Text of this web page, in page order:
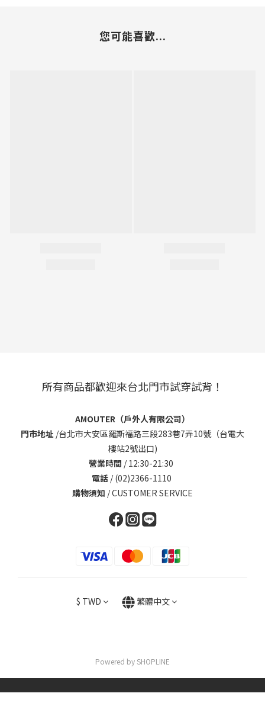
您可能喜歡...
所有商品都歡迎來台北門市試穿試背！
AMOUTER（戶外人有限公司）
門市地址 /台北市大安區羅斯福路三段283巷7弄10號（台電大
樓站2號出口)
營業時間 / 12:30-21:30
電話 / (02)2366-1110
購物須知 /CUSTOMER SERVICE
$ TWD 繁體中文
Powered by SHOPLINE